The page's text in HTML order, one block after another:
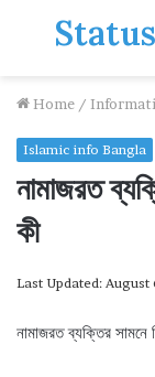
Status
Home /
Islamic info Bangla
নামাজরত
কী
Last Updated: August
নামাজরত ব্যক্তির সামনে